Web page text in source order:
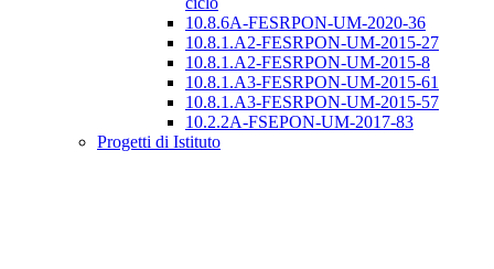
10.8.6A-FESRPON-UM-2020-36
10.8.1.A2-FESRPON-UM-2015-27
10.8.1.A2-FESRPON-UM-2015-8
10.8.1.A3-FESRPON-UM-2015-61
10.8.1.A3-FESRPON-UM-2015-57
10.2.2A-FSEPON-UM-2017-83
Progetti di Istituto